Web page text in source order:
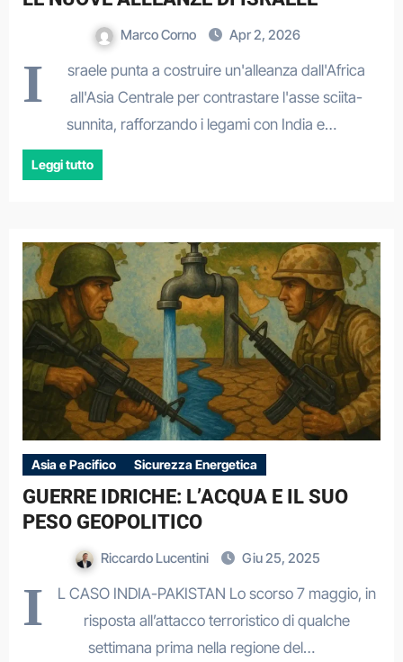
Marco Corno Apr 2, 2026
I
sraele punta a costruire un'alleanza dall'Africa
all'Asia Centrale per contrastare l'asse sciita-
sunnita, rafforzando i legami con India e…
Leggi tutto
Asia e Pacifico Sicurezza Energetica
GUERRE IDRICHE: L’ACQUA E IL SUO
PESO GEOPOLITICO
Riccardo Lucentini Giu 25, 2025
I
L CASO INDIA-PAKISTAN Lo scorso 7 maggio, in
risposta all’attacco terroristico di qualche
settimana prima nella regione del…